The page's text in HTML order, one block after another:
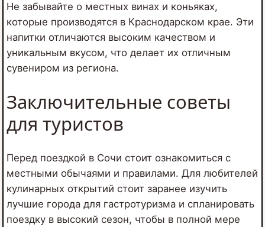
Не забывайте о местных винах и коньяках,
которые производятся в Краснодарском крае. Эти
напитки отличаются высоким качеством и
уникальным вкусом, что делает их отличным
сувениром из региона.
Заключительные советы
для туристов
Перед поездкой в Сочи стоит ознакомиться с
местными обычаями и правилами. Для любителей
кулинарных открытий стоит заранее изучить
лучшие города для гастротуризма и спланировать
поездку в высокий сезон, чтобы в полной мере